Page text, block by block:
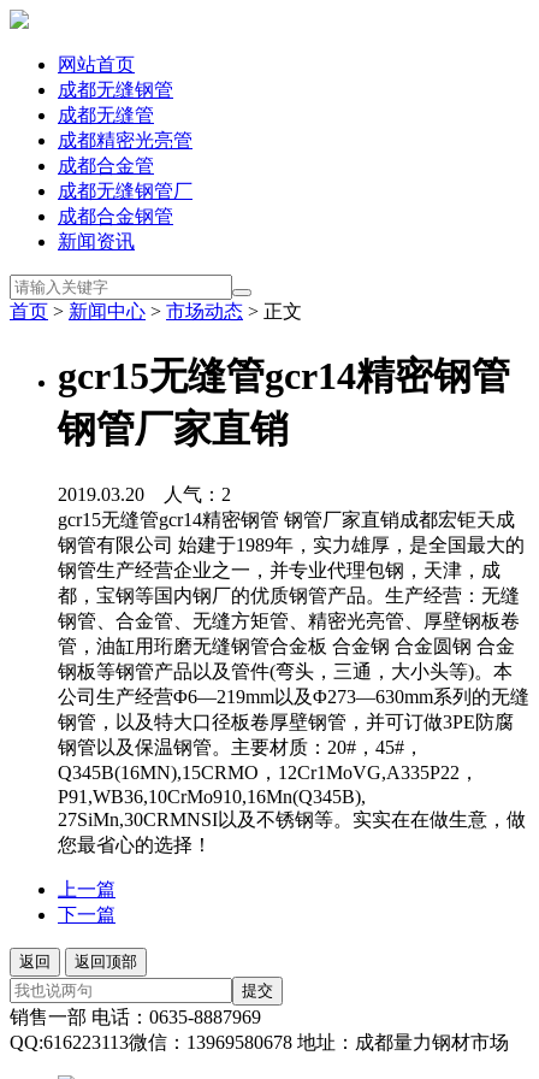
网站首页
成都无缝钢管
成都无缝管
成都精密光亮管
成都合金管
成都无缝钢管厂
成都合金钢管
新闻资讯
首页 > 新闻中心 > 市场动态 > 正文
gcr15无缝管gcr14精密钢管
钢管厂家直销
2019.03.20 人气： 2
gcr15无缝管gcr14精密钢管 钢管厂家直销成都宏钜天成
钢管有限公司 始建于1989年，实力雄厚，是全国最大的
钢管生产经营企业之一，并专业代理包钢，天津，成
都，宝钢等国内钢厂的优质钢管产品。生产经营：无缝
钢管、合金管、无缝方矩管、精密光亮管、厚壁钢板卷
管，油缸用珩磨无缝钢管合金板 合金钢 合金圆钢 合金
钢板等钢管产品以及管件(弯头，三通，大小头等)。本
公司生产经营Φ6—219mm以及Φ273—630mm系列的无缝
钢管，以及特大口径板卷厚壁钢管，并可订做3PE防腐
钢管以及保温钢管。主要材质：20#，45#，
Q345B(16MN),15CRMO，12Cr1MoVG,A335P22，
P91,WB36,10CrMo910,16Mn(Q345B),
27SiMn,30CRMNSI以及不锈钢等。实实在在做生意，做
您最省心的选择！
上一篇
下一篇
返回
返回顶部
提交
销售一部 电话：0635-8887969
QQ:616223113微信：13969580678 地址：成都量力钢材市场